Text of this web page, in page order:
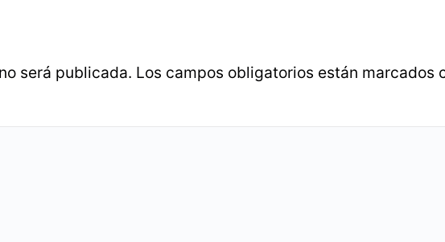
será publicada. Los campos obligatorios están marcados